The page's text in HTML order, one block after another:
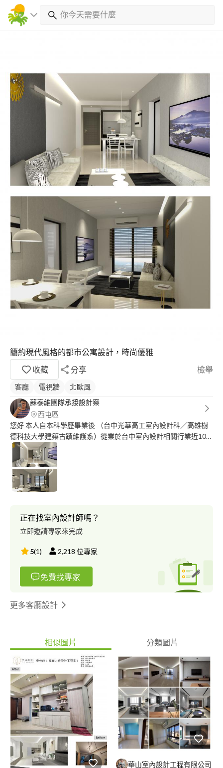
簡約現代風格的都市公寓設計，時尚優雅
收藏
分享 檢舉
客廳 電視牆
北歐風
蘇泰維團隊承接設計案
西屯區
您好 本人自本科學歷畢業後 （台中光華高工室內設計科／高雄樹
德科技大學建築古蹟維護系）從業於台中室內設計相關行業近10
年。 經歷過個人工作室／中大型設計公司／飯店工程部／辦公家
具設計部，操作過各項設計工程案流程，接觸過: *住宅 *大型豪宅
*建案客變 *營造自地自建 *投資客翻修 *貨櫃屋 *百貨專櫃 *商業空
間設計 *海外工地專案(柬埔寨)
正在找室內設計師嗎？
立即邀請專家來完成
5(1) 2,218 位專家
免費找專家
更多客廳設計
相似圖片 分類圖片
華山室內設計工程有限公司